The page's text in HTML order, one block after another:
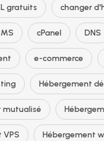
gratuits changer
cPanel DNS
e-commerce
Hébergement
mutualisé
VPS Hébergement